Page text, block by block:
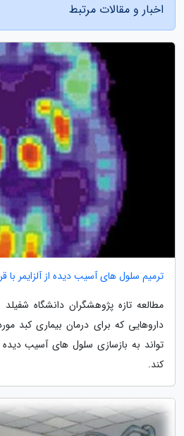
اخبار و مقالات مرتبط
ترمیم سلول های آسیب دیده از آلزایمر با
مطالعه تازه پژوهشگران دانشگاه
داروهایی که برای درمان بیماری کبد
تواند به بازسازی سلول های آسیب دیده
کند.